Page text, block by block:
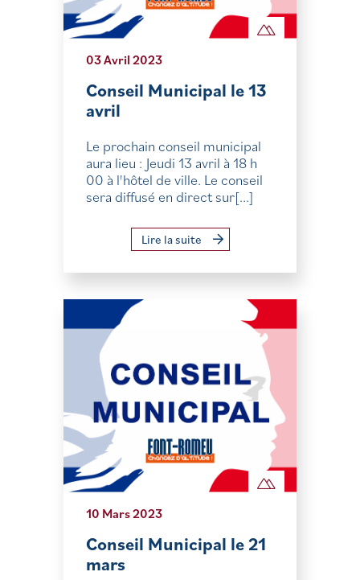
03 Avril 2023
Conseil Municipal le 13
avril
Le prochain conseil municipal
aura lieu : Jeudi 13 avril à 18 h
00 à l'hôtel de ville. Le conseil
sera diffusé en direct sur[...]
Lire la suite
10 Mars 2023
Conseil Municipal le 21
mars